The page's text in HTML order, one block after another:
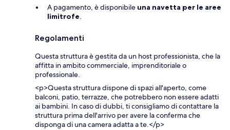
A pagamento, è disponibile una navetta per le aree
limitrofe.
Regolamenti
Questa struttura è gestita da un host professionista, che la
affitta in ambito commerciale, imprenditoriale o
professionale.
<p>Questa struttura dispone di spazi all'aperto, come
balconi, patio, terrazze, che potrebbero non essere adatti
ai bambini. In caso di dubbi, ti consigliamo di contattare la
struttura prima dell'arrivo per avere la conferma che
disponga di una camera adatta a te.</p>